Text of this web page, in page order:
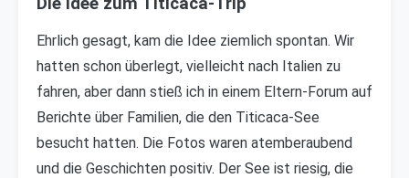
Ehrlich gesagt, kam die Idee ziemlich spontan. Wir
hatten schon überlegt, vielleicht nach Italien zu
fahren, aber dann stieß ich in einem Eltern-Forum auf
Berichte über Familien, die den Titicaca-See
besucht hatten. Die Fotos waren atemberaubend
und die Geschichten positiv. Der See ist riesig, die